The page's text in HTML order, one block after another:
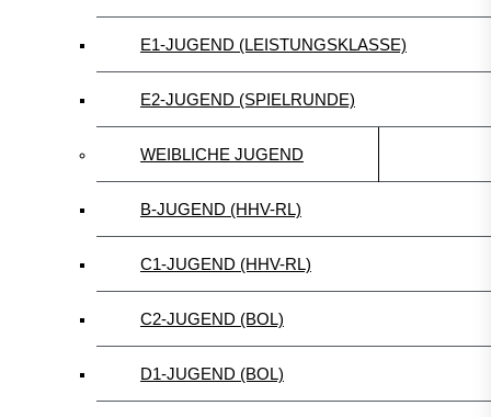
E1-JUGEND (LEISTUNGSKLASSE)
E2-JUGEND (SPIELRUNDE)
WEIBLICHE JUGEND
B-JUGEND (HHV-RL)
C1-JUGEND (HHV-RL)
C2-JUGEND (BOL)
D1-JUGEND (BOL)